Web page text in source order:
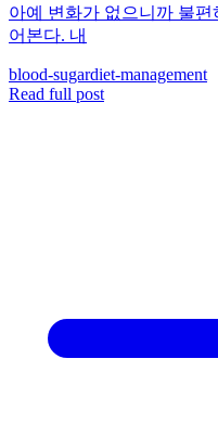
아예 변화가 없으니까 불
어본다. 내
blood-sugardiet-management
Read full post